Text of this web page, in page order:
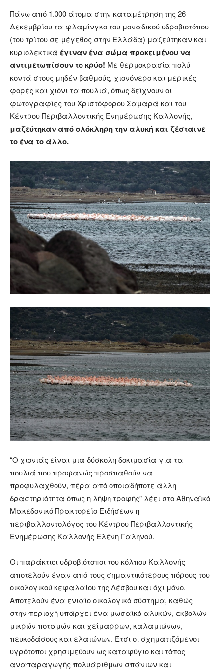
Πάνω από 1.000 άτομα στην καταμέτρηση της 26
Δεκεμβρίου τα φλαμίνγκο του μοναδικού υδροβιοτόπου
(του τρίτου σε μέγεθος στην Ελλάδα) μαζεύτηκαν και
κυριολεκτικά έγιναν ένα σώμα προκειμένου να
αντιμετωπίσουν το κρύο! Με θερμοκρασία πολύ
κοντά στους μηδέν βαθμούς, χιονόνερο και μερικές
φορές και χιόνι τα πουλιά, όπως δείχνουν οι
φωτογραφίες του Χριστόφορου Σαμαρά και του
Κέντρου Περιβαλλοντικής Ενημέρωσης Καλλονής,
μαζεύτηκαν από ολόκληρη την αλυκή και ζέσταινε
το ένα το άλλο.
“Ο χιονιάς είναι μια δύσκολη δοκιμασία για τα
πουλιά που προφανώς προσπαθούν να
προφυλαχθούν, πέρα από οποιαδήποτε άλλη
δραστηριότητα όπως η λήψη τροφής” λέει στο Αθηναϊκό
Μακεδονικό Πρακτορείο Ειδήσεων η
περιβαλλοντολόγος του Κέντρου Περιβαλλοντικής
Ενημέρωσης Καλλονής Ελένη Γαληνού.
Οι παράκτιοι υδροβιότοποι του κόλπου Καλλονής
αποτελούν έναν από τους σημαντικότερους πόρους του
οικολογικού κεφαλαίου της Λέσβου και όχι μόνο.
Αποτελούν ένα ενιαίο οικολογικό σύστημα, καθώς
στην περιοχή υπάρχει ένα μωσαϊκό αλυκών, εκβολών
μικρών ποταμών και χείμαρρων, καλαμιώνων,
πευκοδάσους και ελαιώνων. Έτσι οι σχηματιζόμενοι
υγρότοποι χρησιμεύουν ως καταφύγιο και τόπος
αναπαραγωγής πολυάριθμων σπάνιων και